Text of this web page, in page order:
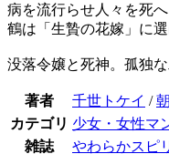
病を流行らせ人々を死
鶴は「生贄の花嫁」に
没落令嬢と死神。孤独
著者 千世トケイ /
カテゴリ 少女・女性マ
雑誌
やわらかスピ